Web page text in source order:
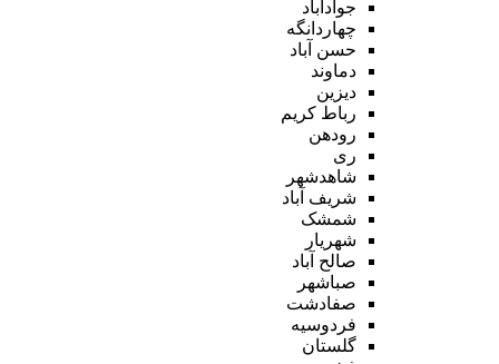
جوادآباد
چهاردانگه
حسن آباد
دماوند
دیزین
رباط کریم
رودهن
ری
شاهدشهر
شریف آباد
شمشک
شهریار
صالح آباد
صباشهر
صفادشت
فردوسیه
گلستان